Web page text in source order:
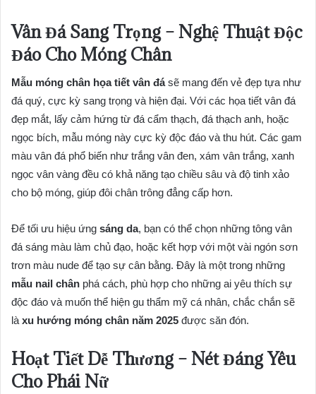
Vân Đá Sang Trọng – Nghệ Thuật Độc
Đáo Cho Móng Chân
Mẫu móng chân họa tiết vân đásẽ mang đến vẻ đẹp tựa như
đá quý, cực kỳ sang trọng và hiện đại. Với các họa tiết vân đá
đẹp mắt, lấy cảm hứng từ đá cẩm thạch, đá thạch anh, hoặc
ngọc bích, mẫu móng này cực kỳ độc đáo và thu hút. Các gam
màu vân đá phổ biến như trắng vân đen, xám vân trắng, xanh
ngọc vân vàng đều có khả năng tạo chiều sâu và độ tinh xảo
cho bộ móng, giúp đôi chân trông đẳng cấp hơn.
Để tối ưu hiệu ứng sáng da, bạn có thể chọn những tông vân
đá sáng màu làm chủ đạo, hoặc kết hợp với một vài ngón sơn
trơn màu nude để tạo sự cân bằng. Đây là một trong những
mẫu nail chân phá cách, phù hợp cho những ai yêu thích sự
độc đáo và muốn thể hiện gu thẩm mỹ cá nhân, chắc chắn sẽ
là xu hướng móng chân năm 2025 được săn đón.
Hoạt Tiết Dễ Thương – Nét Đáng Yêu
Cho Phái Nữ